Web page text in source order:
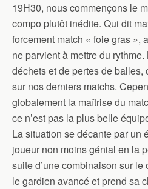
19H30, nous commençons le
compo plutôt inédite. Qui dit
forcement match « foie gras »,
ne parvient à mettre du
déchets et de pertes de balles,
sur nos derniers matchs.
globalement la maîtrise du
ce n’est pas la plus belle
La situation se décante par un
joueur non moins génial en la
suite d’une combinaison sur
le gardien avancé et prend sa